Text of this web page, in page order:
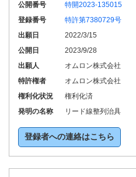
公開番号
特開2023-135015
登録番号
特許第7380729号
出願日
2022/3/15
公開日
2023/9/28
出願人
オムロン株式会社
特許権者
オムロン株式会社
権利化状況
権利化済
発明の名称
リード線整列治具
登録者への連絡はこちら